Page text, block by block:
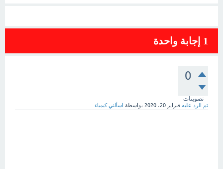
1 إجابة واحدة
0
تصويتات
تم الرد عليه فبراير 20، 2020 بواسطة اسألني كيمياء